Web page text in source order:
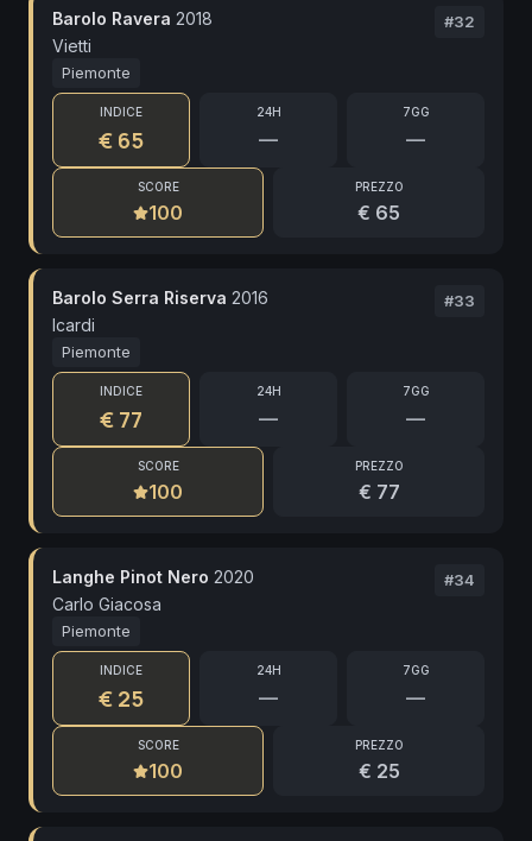
Barolo Ravera 2018
Vietti
#32
Piemonte
INDICE
€ 65
24H
—
7GG
—
SCORE
100
PREZZO
€ 65
Barolo Serra Riserva 2016
Icardi
#33
Piemonte
INDICE
€ 77
24H
—
7GG
—
SCORE
100
PREZZO
€ 77
Langhe Pinot Nero 2020
Carlo Giacosa
#34
Piemonte
INDICE
€ 25
24H
—
7GG
—
SCORE
100
PREZZO
€ 25